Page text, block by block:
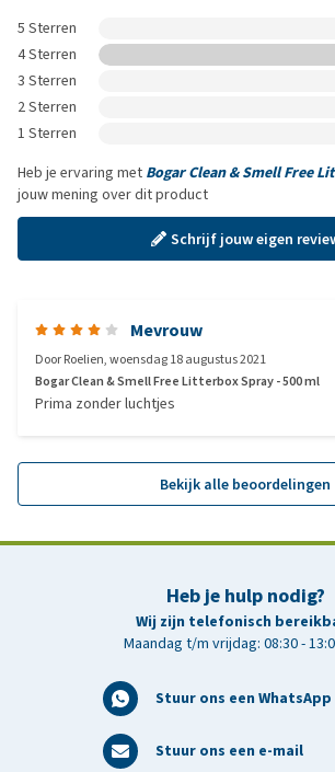
5 Sterren
4 Sterren
3 Sterren
2 Sterren
1 Sterren
Heb je ervaring met Bogar Clean & Smell Free
jouw mening over dit product
Schrijf jouw eigen
Mevrouw
DoorRoelien,woensdag 18 augustus 2021
Bogar Clean & Smell Free Litterbox Spray - 500 ml
Prima zonder luchtjes
Bekijk alle beoordelingen
Heb je hulp nodig?
Wij zijn telefonisch
Maandag t/m vrijdag: 08:30 -
Stuur ons een
Stuur ons een e-mail